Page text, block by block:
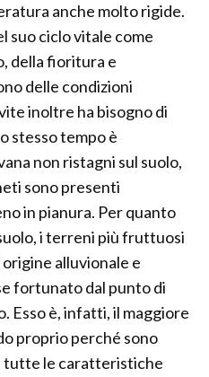
anche molto rigide.
suo ciclo vitale come
della fioritura e
delle condizioni
inoltre ha bisogno di
stesso tempo è
non ristagni sul suolo,
sono presenti
in pianura. Per quanto
i terreni più fruttuosi
alluvionale e
fortunato dal punto di
Esso è, infatti, il maggiore
proprio perché sono
tutte le caratteristiche